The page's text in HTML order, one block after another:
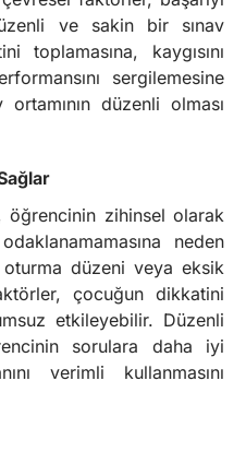
ve sakin bir sınav
toplamasına, kaygısını
sergilemesine
düzenli olması
öğrencinin zihinsel olarak
neden
düzeni veya eksik
çocuğun dikkatini
etkileyebilir. Düzenli
sorulara daha iyi
verimli kullanmasını